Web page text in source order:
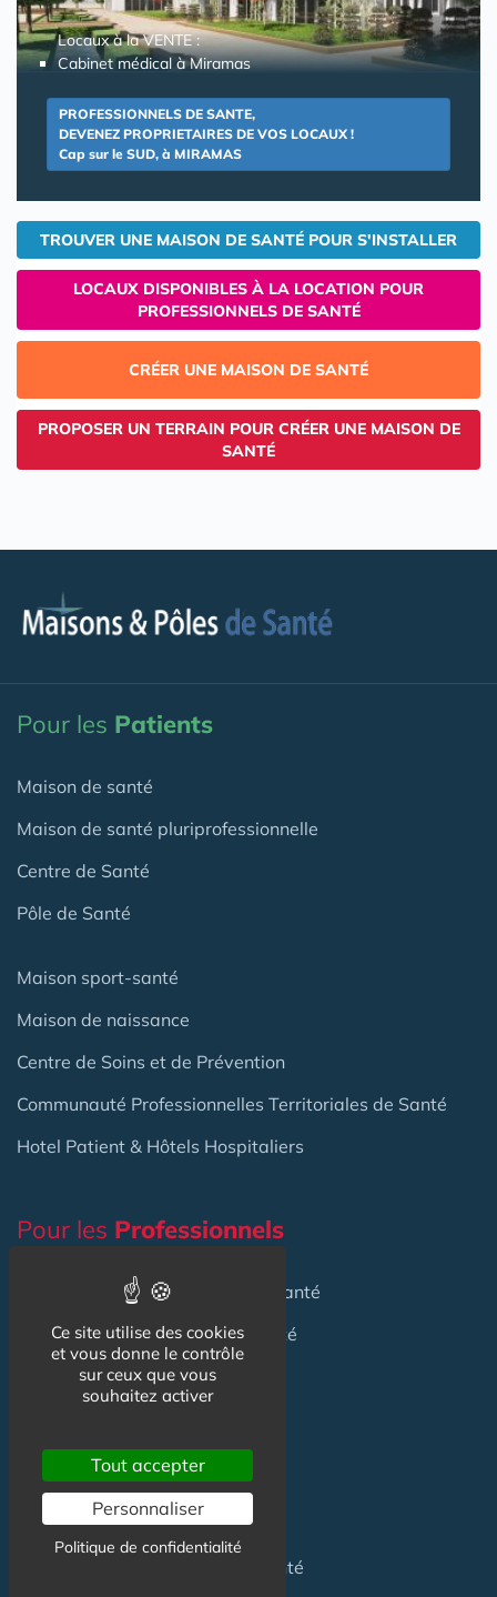
Locaux à la VENTE :
Cabinet médical à Miramas
PROFESSIONNELS DE SANTE,
DEVENEZ PROPRIETAIRES DE VOS LOCAUX !
Cap sur le SUD, à MIRAMAS
TROUVER UNE MAISON DE SANTÉ POUR S'INSTALLER
LOCAUX DISPONIBLES À LA LOCATION POUR
PROFESSIONNELS DE SANTÉ
CRÉER UNE MAISON DE SANTÉ
PROPOSER UN TERRAIN POUR CRÉER UNE MAISON DE
SANTÉ
Pour les Patients
Maison de santé
Maison de santé pluriprofessionnelle
Centre de Santé
Pôle de Santé
Maison sport-santé
Maison de naissance
Centre de Soins et de Prévention
Communauté Professionnelles Territoriales de Santé
Hotel Patient & Hôtels Hospitaliers
Pour les Professionnels
Location locauxen Maison de Santé
Achat locauxen Maison de Santé
en Centre de Santé
Créerune Maison de Santé
Financerune Maison de Santé
dans une Maison de Santé
Ce site utilise des cookies
et vous donne le contrôle
sur ceux que vous
souhaitez activer
Tout accepter
Personnaliser
Politique de confidentialité